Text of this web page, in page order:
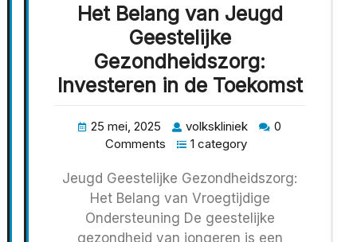
Het Belang van Jeugd
Geestelijke
Gezondheidszorg:
Investeren in de Toekomst
25 mei, 2025 volkskliniek
0
Comments
1 category
Jeugd Geestelijke Gezondheidszorg:
Het Belang van Vroegtijdige
Ondersteuning De geestelijke
gezondheid van jongeren is een